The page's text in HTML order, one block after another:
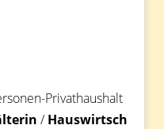
Privathaushalt
/Hauswirtsch